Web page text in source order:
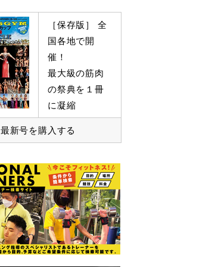
［保存版］ 全
国各地で開
催！
最大級の筋肉
の祭典を１冊
に凝縮
最新号を購入する